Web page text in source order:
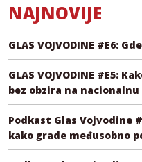
NAJNOVIJE
GLAS VOJVODINE #E6:
GLAS VOJVODINE #E5:
bez obzira na
Podkast Glas Vojvodine
kako grade međusobno